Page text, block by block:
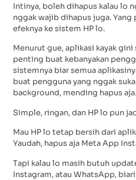
Intinya, boleh dihapus kalau lo
nggak wajib dihapus juga.
efeknya ke sistem HP lo.
Menurut gue, aplikasi kayak
penting buat kebanyakan
sistemnya biar semua
buat pengguna yang nggak
background, mending hapus aja.
Simple, ringan, dan HP lo pun
Mau HP lo tetap bersih dari
Yaudah, hapus aja Meta App
Tapi kalau lo masih butuh
Instagram, atau WhatsApp,